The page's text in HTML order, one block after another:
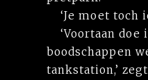
‘Je moet toch
‘Voortaan doe
boodschappen
tankstation,’